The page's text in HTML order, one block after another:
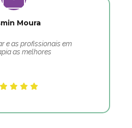
Moura
e as profissionais em
as melhores